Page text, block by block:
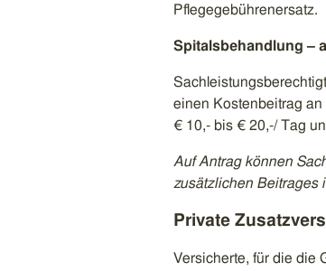
Pflegegebührenersatz.
Spitalsbehandlung –
einen Kostenbeitrag
€ 10,- bis € 20,-/ Tag
Auf Antrag können
zusätzlichen Beitrages
Private
Versicherte, für die die